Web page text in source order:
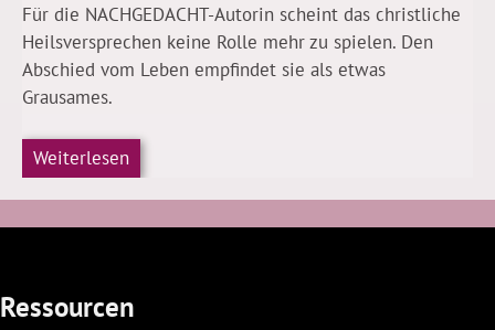
Für die NACHGEDACHT-Autorin scheint das christliche
Heilsversprechen keine Rolle mehr zu spielen. Den
Abschied vom Leben empfindet sie als etwas
Grausames.
Weiterlesen
Ressourcen